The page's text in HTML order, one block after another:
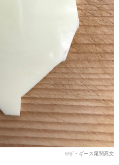
©︎ザ・ギース尾関高文